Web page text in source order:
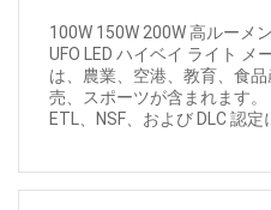
100W 150W 200W 高ルーメ
UFO LED ハイベイ ライト メ
は、農業、空港、教育、食
売、スポーツが含まれます。
ETL、NSF、および DLC 認定